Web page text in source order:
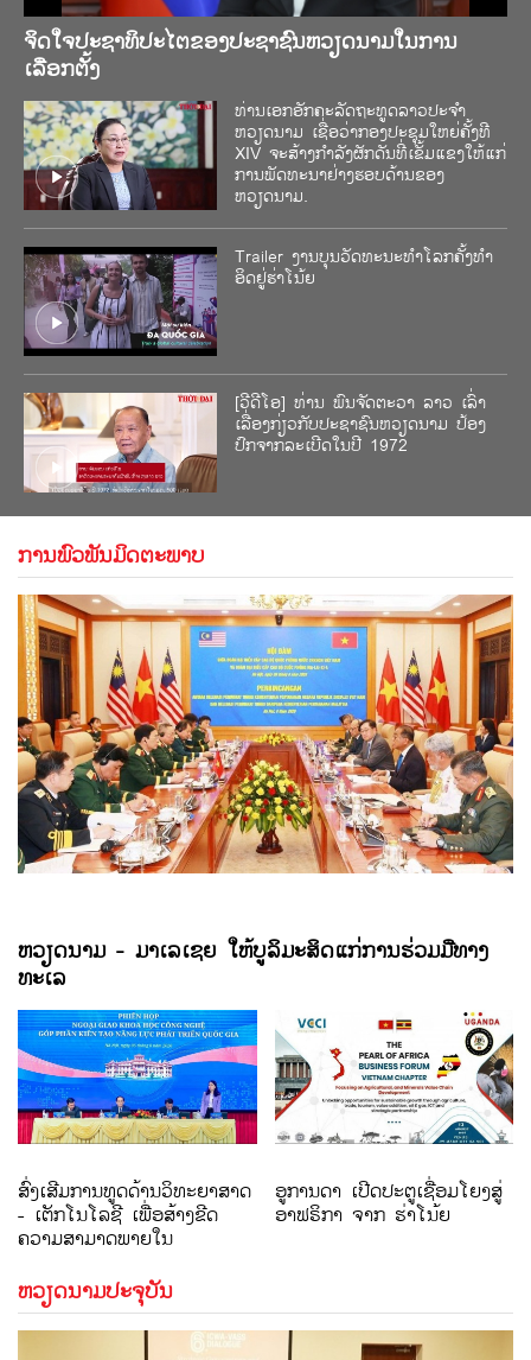
ຈິດໃຈປະຊາທິປະໄຕຂອງປະຊາຊົນຫວຽດນາມໃນການ
ເລືອກຕັ້ງ
ທ່ານເອກອັກຄະລັດຖະທູດລາວປະຈຳ
ຫວຽດນາມ ເຊື່ອວ່າກອງປະຊຸມໃຫຍ່ຄັ້ງທີ
XIV ຈະສ້າງກຳ​ລັງ​ຜັກດັນທີ່ເຂັ້ມແຂງໃຫ້ແກ່
ການພັດທະນາຢ່າງຮອບດ້ານຂອງ
ຫວຽດນາມ.
Trailer ງານ​ບຸນ​ວັດ​ທະ​ນະ​ທຳ​ໂລກ​ຄັ້ງ​ທຳ​
ອິດ​ຢູ່​ຮ່າ​ໂນ້ຍ
[ວີດີໂອ] ທ່ານ ພົນຈັດຕະວາ ລາວ ເລົ່າ
ເລື່ອງກ່ຽວກັບປະຊາຊົນຫວຽດນາມ ປ້ອງ
ປົກຈາກລະເບີດໃນປີ 1972
ເຈົ້າ​ປະ​ທັບ​ໃຈ​ຕໍ່​ການ​ເຕີບ​ໂຕ ​ແລະ ຈິດໃຈ
ຄວາມ​ສາມັກຄີ​ຂອງ​ຫວຽດນາມ
[ວີດີໂອ] ເອກອັກຄະລັດຖະທູດລາວ ປະຈໍາ
ຫວຽດນາມ: 80 ປີແຫ່ງວັນຢັ້ງຢືນຄວາມ
ກ້າຫານ ແລະ ສະຫງ່າລາສີຂອງ
ຫວຽດນາມ
ຢໍ່ຈືນຫອຍ - ເຍື່ອງອາຫານຍາມບຸນເຕັດ
ບັນກວັນແຂວງ ແທັງຮວາ - ເຍື່ອງອາຫານ
ພື້ນເມືອງທີ່ຍາກຈະລືມໄດ້
ການພົວພັນມິດຕະພາບ
ຫວຽດນາມ - ມາເລເຊຍ ໃຫ້ບູລິມະສິດແກ່ການຮ່ວມມືທາງ
ທະເລ
ສົ່ງເສີມການທູດດ້ານວິທະຍາສາດ
- ເຕັກໂນໂລຊີ ເພື່ອສ້າງຂີດ
ຄວາມສາມາດພາຍໃນ
ອູການດາ ເປີດປະຕູເຊື່ອມໂຍງສູ່
ອາຟຣິກາ ຈາກ ຮ່າໂນ້ຍ
ຫວຽດນາມປະຈຸບັນ